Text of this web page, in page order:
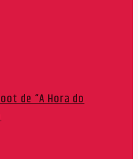
de “A Hora do